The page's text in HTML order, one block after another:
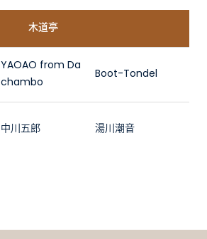
木道亭
YAOAO from Da
chambo
Boot-Tondel
中川五郎 湯川潮音